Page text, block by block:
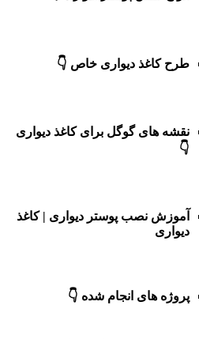
طرح کاغذ دیواری خاص 👇
نقشه های گوگل برای کاغذ دیواری
👇
آموزش نصب پوستر دیواری | کاغذ
دیواری
پروژه های انجام شده 👇